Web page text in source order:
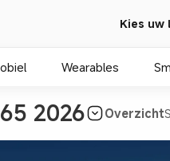
Kies uw
Wearables
2026 Overzicht